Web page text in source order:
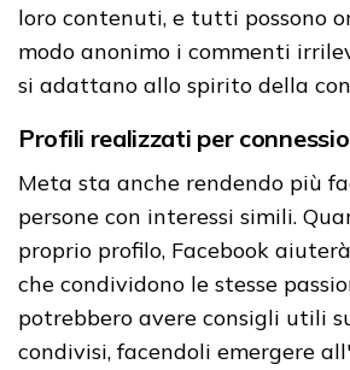
loro contenuti, e tutti possono
modo anonimo i commenti
si adattano allo spirito della
Profili realizzati per
Meta sta anche rendendo più
persone con interessi simili.
proprio profilo, Facebook
che condividono le stesse
potrebbero avere consigli utili
condivisi, facendoli emergere